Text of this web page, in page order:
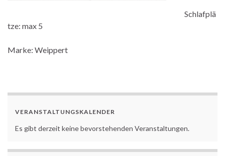
Schlafplä
tze: max 5
Marke: Weippert
VERANSTALTUNGSKALENDER
Es gibt derzeit keine bevorstehenden Veranstaltungen.